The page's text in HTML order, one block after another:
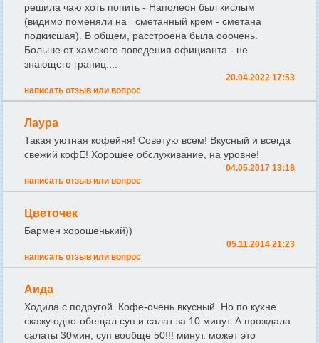
решила чаю хоть попить - Наполеон был кислым
(видимо поменяли на =сметанный крем - сметана
подкисшая). В общем, расстроена была ооочень.
Больше от хамского поведения официанта - не
знающего границ....
20.04.2022 17:53
написать отзыв или вопрос
Лаура
Такая уютная кофейня! Советую всем! Вкусный и всегда
свежий кофЕ! Хорошее обслуживание, на уровне!
04.05.2017 13:18
написать отзыв или вопрос
Цветочек
Бармен хорошенький))
05.11.2014 21:23
написать отзыв или вопрос
Аида
Ходила с подругой. Кофе-очень вкусный. Но по кухне
скажу одно-обещал суп и салат за 10 минут. А прождала
салаты 30мин, суп вообще 50!!! минут. может это